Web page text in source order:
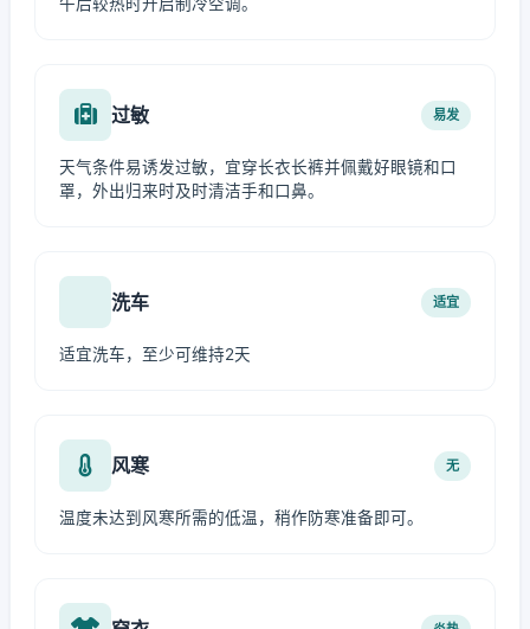
过敏 易发
天气条件易诱发过敏，宜穿长衣长裤并佩戴好眼镜和口
罩，外出归来时及时清洁手和口鼻。
洗车 适宜
适宜洗车，至少可维持2天
风寒 无
温度未达到风寒所需的低温，稍作防寒准备即可。